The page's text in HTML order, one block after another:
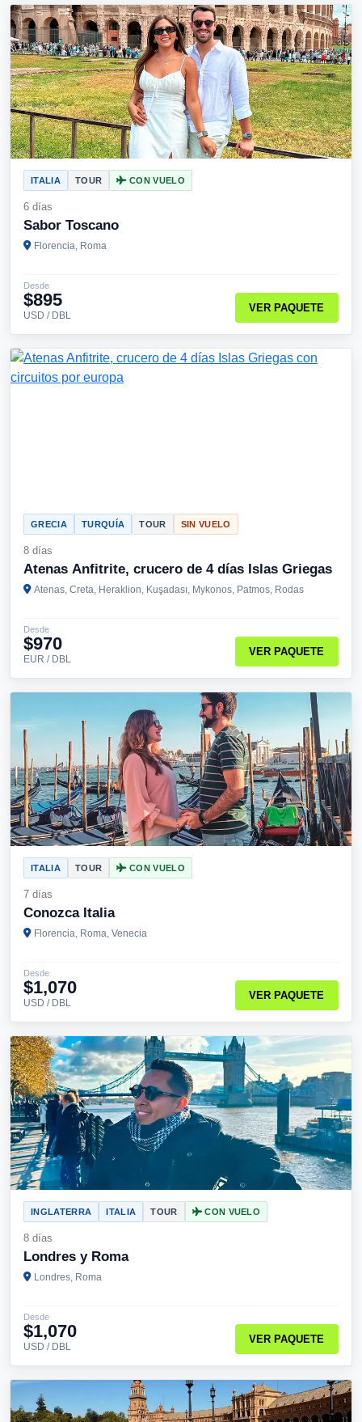
ITALIA TOUR CON VUELO
6 días
Sabor Toscano
Florencia, Roma
Desde
$895
USD / DBL
VER PAQUETE
GRECIA TURQUÍA TOUR SIN VUELO
8 días
Atenas Anfitrite, crucero de 4 días Islas Griegas
Atenas, Creta, Heraklion, Kuşadası, Mykonos, Patmos, Rodas
Desde
$970
EUR / DBL
VER PAQUETE
ITALIA TOUR CON VUELO
7 días
Conozca Italia
Florencia, Roma, Venecia
Desde
$1,070
USD / DBL
VER PAQUETE
INGLATERRA ITALIA TOUR CON VUELO
8 días
Londres y Roma
Londres, Roma
Desde
$1,070
USD / DBL
VER PAQUETE